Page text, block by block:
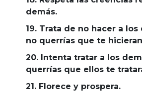
demás.
19. Trata de no hacer a
no querrías que te
20. Intenta tratar a los
querrías que ellos te
21. Florece y prospera.